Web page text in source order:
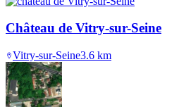
Château de Vitry-sur-Seine
Vitry-sur-Seine3.6 km